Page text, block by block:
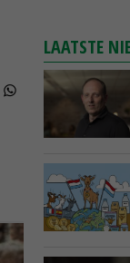
LAATSTE